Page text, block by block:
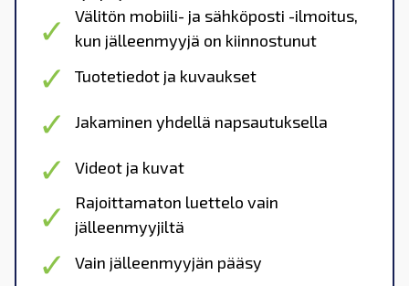
Välitön mobiili- ja sähköposti -ilmoitus,
kun jälleenmyyjä on kiinnostunut
Tuotetiedot ja kuvaukset
Jakaminen yhdellä napsautuksella
Videot ja kuvat
Rajoittamaton luettelo vain
jälleenmyyjiltä
Vain jälleenmyyjän pääsy